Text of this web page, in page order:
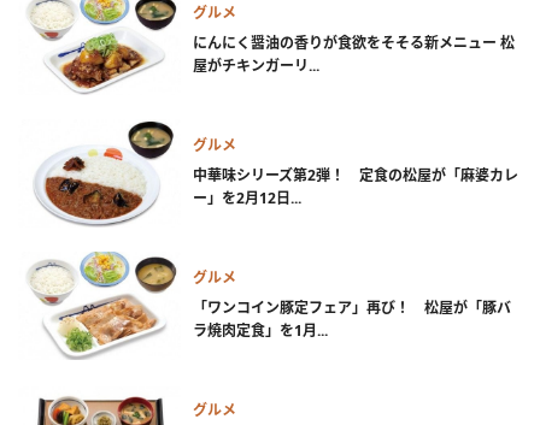
グルメ
にんにく醤油の香りが食欲をそそる新メニュー 松
屋がチキンガーリ...
グルメ
中華味シリーズ第2弾！ 定食の松屋が「麻婆カレ
ー」を2月12日...
グルメ
「ワンコイン豚定フェア」再び！ 松屋が「豚バ
ラ焼肉定食」を1月...
グルメ